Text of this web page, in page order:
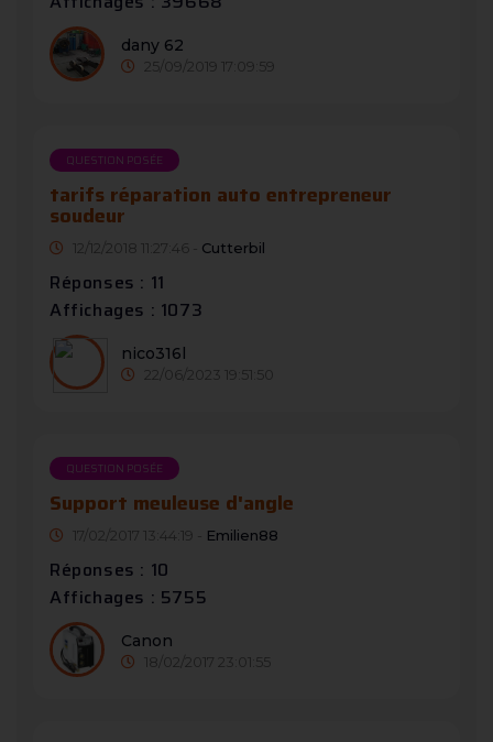
dany 62
25/09/2019 17:09:59
QUESTION POSÉE
tarifs réparation auto entrepreneur
soudeur
12/12/2018 11:27:46 - Cutterbil
Réponses : 11
Affichages : 1073
nico316l
22/06/2023 19:51:50
QUESTION POSÉE
Support meuleuse d'angle
17/02/2017 13:44:19 - Emilien88
Réponses : 10
Affichages : 5755
Canon
18/02/2017 23:01:55